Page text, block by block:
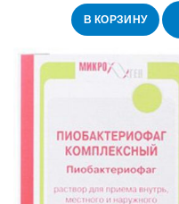
В КОРЗИНУ